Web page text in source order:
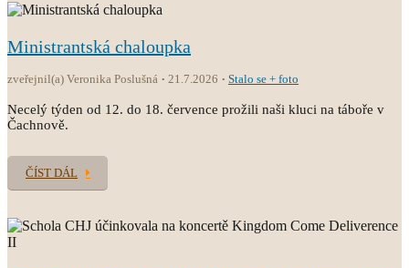
Ministrantská chaloupka
zveřejnil(a) Veronika Poslušná 21.7.2026 Stalo se + foto
Necelý týden od 12. do 18. července prožili naši kluci na táboře v
Čachnově.
ČÍST DÁL